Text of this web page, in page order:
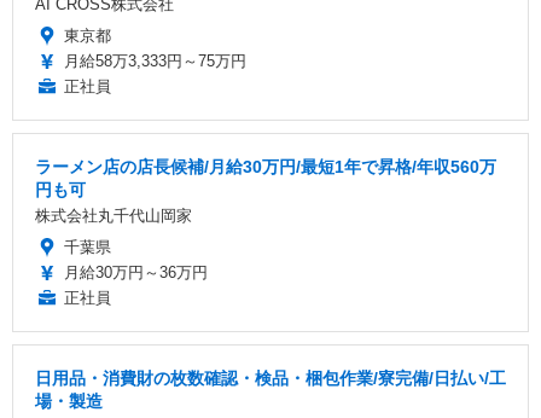
AI CROSS株式会社
東京都
月給58万3,333円～75万円
正社員
ラーメン店の店長候補/月給30万円/最短1年で昇格/年収560万
円も可
株式会社丸千代山岡家
千葉県
月給30万円～36万円
正社員
日用品・消費財の枚数確認・検品・梱包作業/寮完備/日払い/工
場・製造